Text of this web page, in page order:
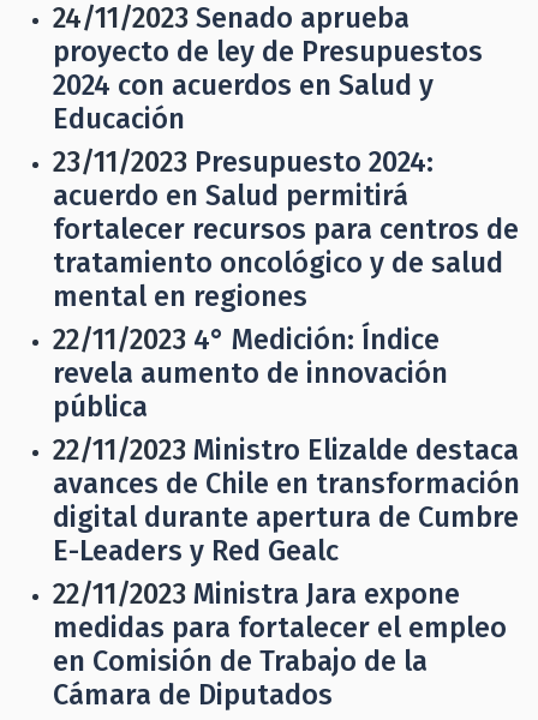
24/11/2023 Senado aprueba
proyecto de ley de Presupuestos
2024 con acuerdos en Salud y
Educación
23/11/2023 Presupuesto 2024:
acuerdo en Salud permitirá
fortalecer recursos para centros de
tratamiento oncológico y de salud
mental en regiones
22/11/2023 4° Medición: Índice
revela aumento de innovación
pública
22/11/2023 Ministro Elizalde destaca
avances de Chile en transformación
digital durante apertura de Cumbre
E-Leaders y Red Gealc
22/11/2023 Ministra Jara expone
medidas para fortalecer el empleo
en Comisión de Trabajo de la
Cámara de Diputados